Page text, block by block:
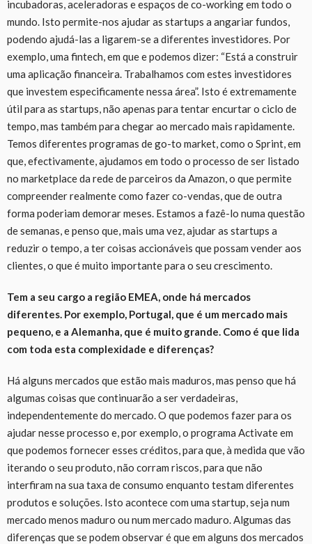
incubadoras, aceleradoras e espaços de co-working em todo o
mundo. Isto permite-nos ajudar as startups a angariar fundos,
podendo ajudá-las a ligarem-se a diferentes investidores. Por
exemplo, uma fintech, em que e podemos dizer: “Está a construir
uma aplicação financeira. Trabalhamos com estes investidores
que investem especificamente nessa área”. Isto é extremamente
útil para as startups, não apenas para tentar encurtar o ciclo de
tempo, mas também para chegar ao mercado mais rapidamente.
Temos diferentes programas de go-to market, como o Sprint, em
que, efectivamente, ajudamos em todo o processo de ser listado
no marketplace da rede de parceiros da Amazon, o que permite
compreender realmente como fazer co-vendas, que de outra
forma poderiam demorar meses. Estamos a fazê-lo numa questão
de semanas, e penso que, mais uma vez, ajudar as startups a
reduzir o tempo, a ter coisas accionáveis que possam vender aos
clientes, o que é muito importante para o seu crescimento.
Tem a seu cargo a região EMEA, onde há mercados
diferentes. Por exemplo, Portugal, que é um mercado mais
pequeno, e a Alemanha, que é muito grande. Como é que lida
com toda esta complexidade e diferenças?
Há alguns mercados que estão mais maduros, mas penso que há
algumas coisas que continuarão a ser verdadeiras,
independentemente do mercado. O que podemos fazer para os
ajudar nesse processo e, por exemplo, o programa Activate em
que podemos fornecer esses créditos, para que, à medida que vão
iterando o seu produto, não corram riscos, para que não
interfiram na sua taxa de consumo enquanto testam diferentes
produtos e soluções. Isto acontece com uma startup, seja num
mercado menos maduro ou num mercado maduro. Algumas das
diferenças que se podem observar é que em alguns dos mercados